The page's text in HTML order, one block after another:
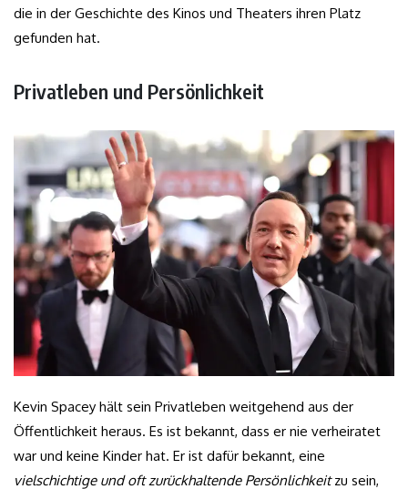
die in der Geschichte des Kinos und Theaters ihren Platz
gefunden hat.
Privatleben und Persönlichkeit
Kevin Spacey hält sein Privatleben weitgehend aus der
Öffentlichkeit heraus. Es ist bekannt, dass er nie verheiratet
war und keine Kinder hat. Er ist dafür bekannt, eine
vielschichtige und oft zurückhaltende Persönlichkeitzu sein,